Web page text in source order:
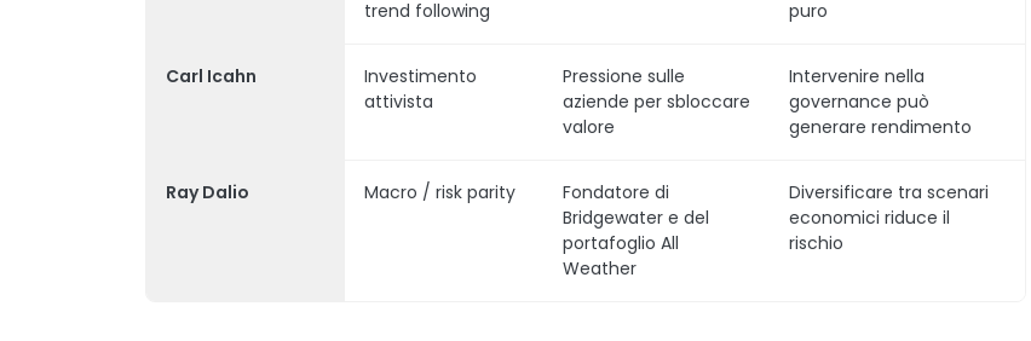
trend following
puro
Carl Icahn
Investimento
attivista
Pressione sulle
aziende per sbloccare
valore
Intervenire nella
governance può
generare rendimento
Ray Dalio Macro / risk parity
Fondatore di
Bridgewater e del
portafoglio All
Weather
Diversificare tra scenari
economici riduce il
rischio